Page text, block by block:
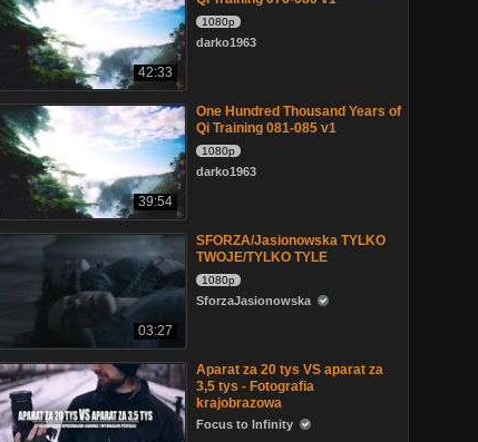
42:33
1080p
darko1963
39:54
One Hundred Thousand Years of
Qi Training 081-085 v1
1080p
darko1963
03:27
SFORZA/Jasionowska TYLKO
TWOJE/TYLKO TYLE
1080p
SforzaJasionowska
Aparat za 20 tys VS aparat za
3,5 tys - Fotografia
krajobrazowa
Focus to Infinity